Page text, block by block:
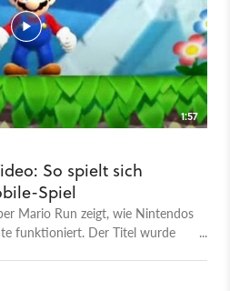
1:57
So spielt sich
Spiel
Mario Run zeigt, wie Nintendos
funktioniert. Der Titel wurde